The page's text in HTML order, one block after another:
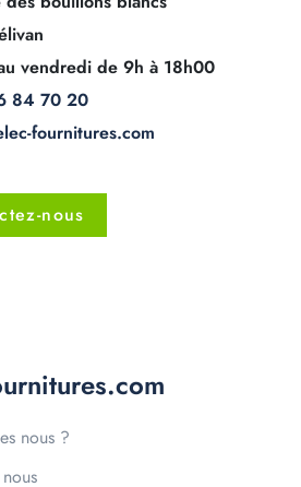
vendredi de 9h à 18h00
84 70 20
fournitures.com
nous
nous ?